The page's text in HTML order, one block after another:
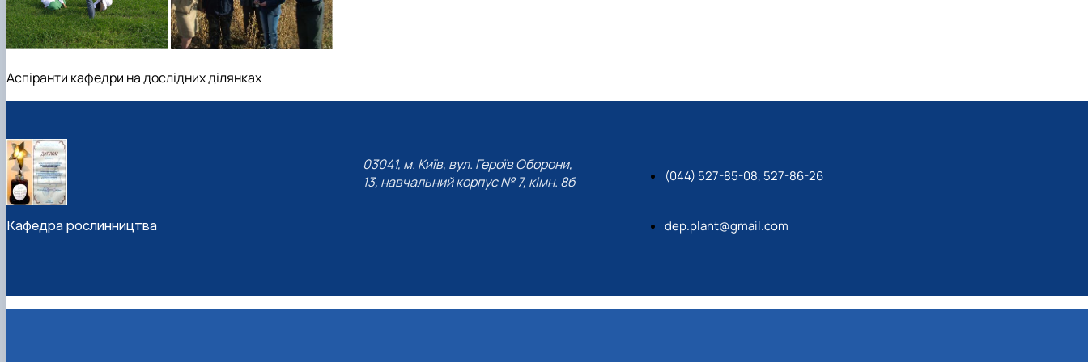
Аспіранти кафедри на дослідних ділянках
Кафедра рослинництва
03041, м. Київ, вул. Героїв Оборони,
13, навчальний корпус № 7, кімн. 8б
(044) 527-85-08, 527-86-26
dep.plant@gmail.com